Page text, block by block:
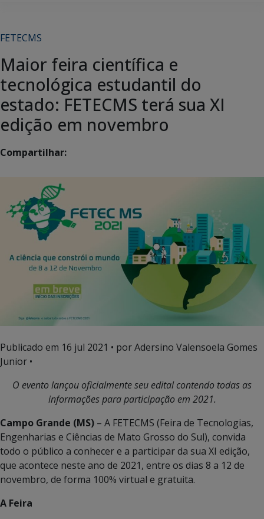
FETECMS
Maior feira científica e
tecnológica estudantil do
estado: FETECMS terá sua XI
edição em novembro
Compartilhar:
Publicado em 16 jul 2021 • por Adersino Valensoela Gomes
Junior •
O evento lançou oficialmente seu edital contendo todas as
informações para participação em 2021.
Campo Grande (MS) – A FETECMS (Feira de Tecnologias,
Engenharias e Ciências de Mato Grosso do Sul), convida
todo o público a conhecer e a participar da sua XI edição,
que acontece neste ano de 2021, entre os dias 8 a 12 de
novembro, de forma 100% virtual e gratuita.
A Feira